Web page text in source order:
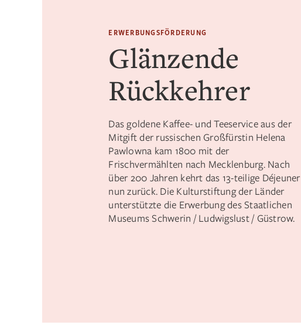
ERWERBUNGSFÖRDERUNG
Glänzende
Rückkehrer
Das goldene Kaffee- und Teeservice aus der
Mitgift der russischen Großfürstin Helena
Pawlowna kam 1800 mit der
Frischvermählten nach Mecklenburg. Nach
über 200 Jahren kehrt das 13-teilige Déjeuner
nun zurück. Die Kulturstiftung der Länder
unterstützte die Erwerbung des Staatlichen
Museums Schwerin / Ludwigslust / Güstrow.